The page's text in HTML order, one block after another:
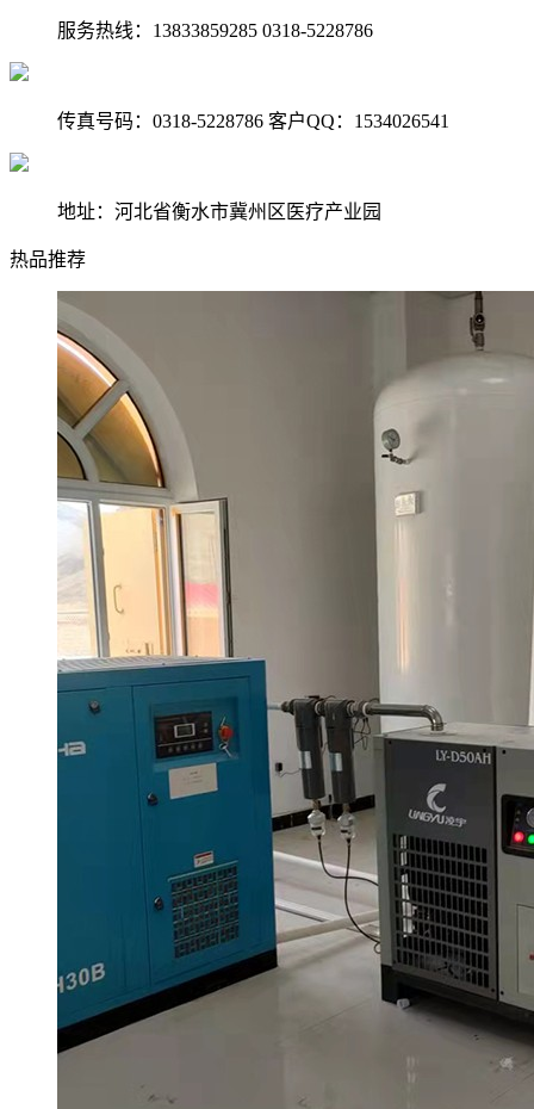
服务热线：13833859285 0318-5228786
传真号码：0318-5228786 客户QQ：1534026541
地址：河北省衡水市冀州区医疗产业园
热品推荐